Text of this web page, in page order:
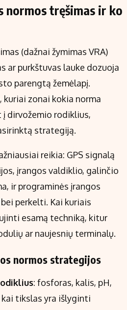
normos tręšimas ir ko
(dažnai žymimas VRA)
ar purkštuvas lauke dozuoja
parengtą žemėlapį.
kuriai zonai kokia norma
dirvožemio rodiklius,
strategiją.
reikia: GPS signalą
įrangos valdiklio, galinčio
ir programinės įrangos
perkelti. Kai kuriais
esamą techniką, kitur
ar naujesnių terminalų.
normos strategijos
: fosforas, kalis, pH,
tikslas yra išlyginti